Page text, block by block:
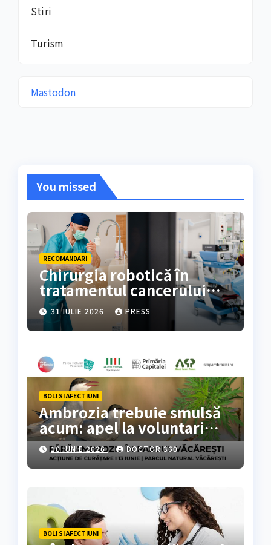
Stiri
Turism
Mastodon
You missed
RECOMANDARI
Chirurgia robotică în
tratamentul cancerului
colorectal
31 IULIE 2026 PRESS
BOLI SI AFECTIUNI
Ambrozia trebuie smulsă
acum: apel la voluntari
pentru acțiune de curățare
în Parcul Natural
Văcărești
10 IUNIE 2026 DOCTOR 360
BOLI SI AFECTIUNI